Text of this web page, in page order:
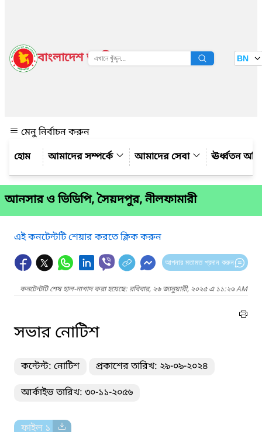
বাংলাদেশ জাতীয় তথ্য বাতায়ন BN
মেনু নির্বাচন করুন
আমাদের সম্পর্কে
আমাদের সেবা ঊর্ধ্বতন
আনসার ও ভিডিপি, সৈয়দপুর, নীলফামারী
এই কনটেন্টটি শেয়ার করতে ক্লিক করুন
আপনার মতামত প্রদান করুন
কনটেন্টটি শেষ হাল-নাগাদ করা হয়েছে: রবিবার, ২৬ জানুয়ারী, ২০২৫ এ ১১:২৬ AM
সভার নোটিশ
কন্টেন্ট: নোটিশ প্রকাশের তারিখ: ২৯-০৯-২০২৪
আর্কাইভ তারিখ: ৩০-১১-২০৫৬
ফাইল ১